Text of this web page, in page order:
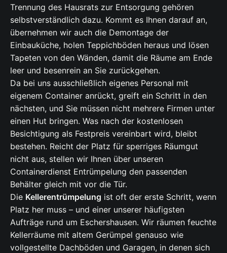
Trennung des Hausrats zur Entsorgung gehören
selbstverständlich dazu. Kommt es Ihnen darauf an,
übernehmen wir auch die Demontage der
Einbauküche, holen Teppichböden heraus und lösen
Tapeten von den Wänden, damit die Räume am Ende
leer und besenrein an Sie zurückgehen.
Da bei uns ausschließlich eigenes Personal mit
eigenem Container anrückt, greift ein Schritt in den
nächsten, und Sie müssen nicht mehrere Firmen unter
einen Hut bringen. Was nach der kostenlosen
Besichtigung als Festpreis vereinbart wird, bleibt
bestehen. Reicht der Platz für sperriges Räumgut
nicht aus, stellen wir Ihnen über unseren
Containerdienst Entrümpelung den passenden
Behälter gleich mit vor die Tür.
Die Kellerentrümpelung ist oft der erste Schritt, wenn
Platz her muss – und einer unserer häufigsten
Aufträge rund um Eschershausen. Wir räumen feuchte
Kellerräume mit altem Gerümpel genauso wie
vollgestellte Dachböden und Garagen, in denen sich